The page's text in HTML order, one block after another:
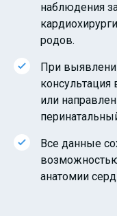
наблюдения
родов.
При
консультация
или
Все данные
анатомии